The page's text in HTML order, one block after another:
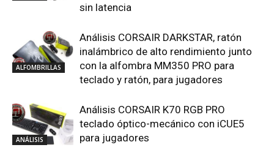
sin latencia
ALFOMBRILLAS
Análisis CORSAIR DARKSTAR, ratón
inalámbrico de alto rendimiento junto
con la alfombra MM350 PRO para
teclado y ratón, para jugadores
ANÁLISIS
Análisis CORSAIR K70 RGB PRO
teclado óptico-mecánico con iCUE5
para jugadores